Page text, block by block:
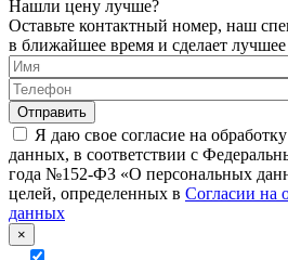
Нашли цену лучше?
Оставьте контактный номер, наш
в ближайшее время и сделает
Я даю свое согласие на
данных, в соответствии с
года №152-ФЗ «О персональных
целей, определенных в Согласии на
данных
×